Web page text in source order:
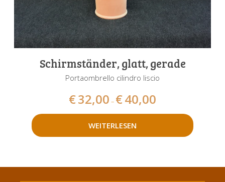
Schirmständer, glatt, gerade
Portaombrello cilindro liscio
€32,00 – €40,00
WEITERLESEN